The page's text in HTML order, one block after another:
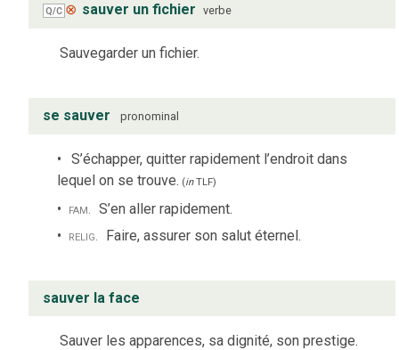
Q/C ⊗ sauver un fichier verbe
Sauvegarder un fichier.
se sauver pronominal
S’échapper, quitter rapidement l’endroit dans
lequel on se trouve. (inTLF)
fam. S’en aller rapidement.
relig. Faire, assurer son salut éternel.
sauver la face
Sauver les apparences, sa dignité, son prestige.